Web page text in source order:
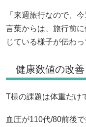
「来週旅行なので、
言葉からは、旅行前
じている様子が伝わっ
健康数値の改
T様の課題は体重だけ
血圧が110代/80前後